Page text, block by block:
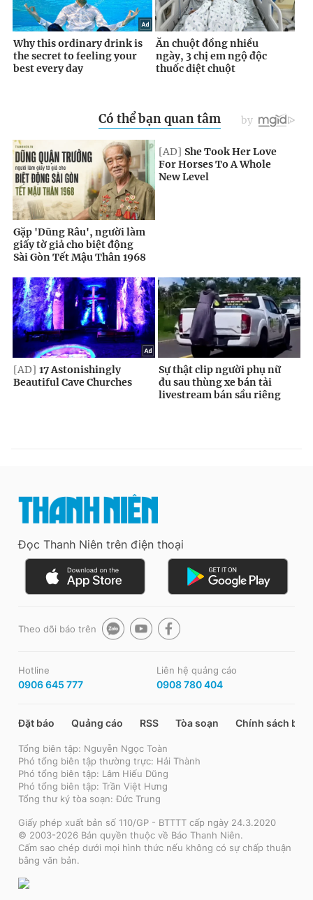
Đọc Thanh Niên trên điện thoại
Theo dõi báo trên
Hotline
0906 645 777
Liên hệ quảng cáo
0908 780 404
Đặt báo Quảng cáo RSS Tòa soạn Chính sách bảo
Tổng biên tập: Nguyễn Ngọc Toàn
Phó tổng biên tập thường trực: Hải Thành
Phó tổng biên tập: Lâm Hiếu Dũng
Phó tổng biên tập: Trần Việt Hưng
Tổng thư ký tòa soạn: Đức Trung
Giấy phép xuất bản số 110/GP - BTTTT cấp ngày 24.3.2020
© 2003-2026 Bản quyền thuộc về Báo Thanh Niên.
Cấm sao chép dưới mọi hình thức nếu không có sự chấp thuận
bằng văn bản.